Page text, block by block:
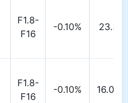
F1.8-
F16
-0.10% 23.3°
F1.8-
F16
-0.10% 16.04°